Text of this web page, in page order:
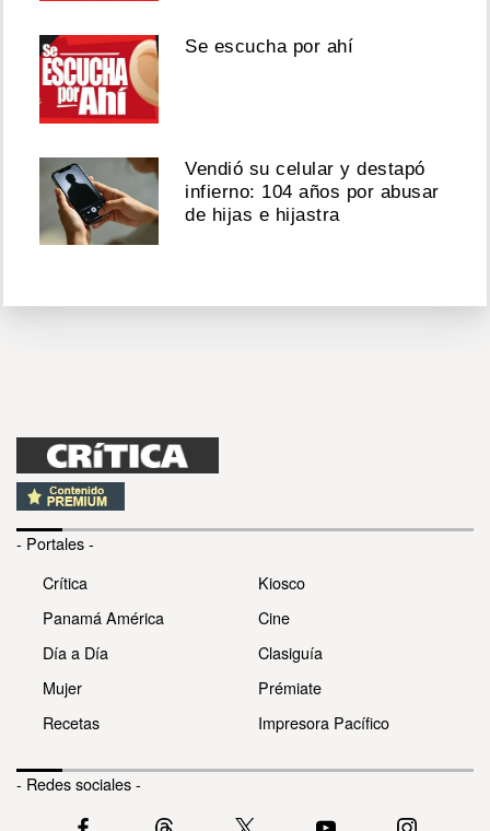
Se escucha por ahí
Vendió su celular y destapó
infierno: 104 años por abusar
de hijas e hijastra
- Portales -
Crítica
Panamá América
Día a Día
Mujer
Recetas
Kiosco
Cine
Clasiguía
Prémiate
Impresora Pacífico
- Redes sociales -